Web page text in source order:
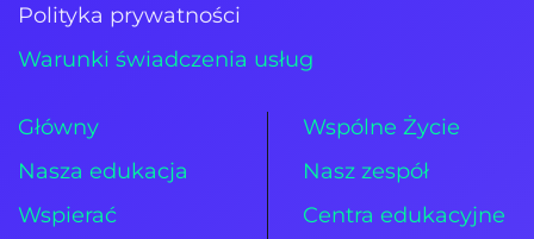
Polityka prywatności
Warunki świadczenia usług
Główny
Nasza edukacja
Wspierać
Wspólne Życie
Nasz zespół
Centra edukacyjne